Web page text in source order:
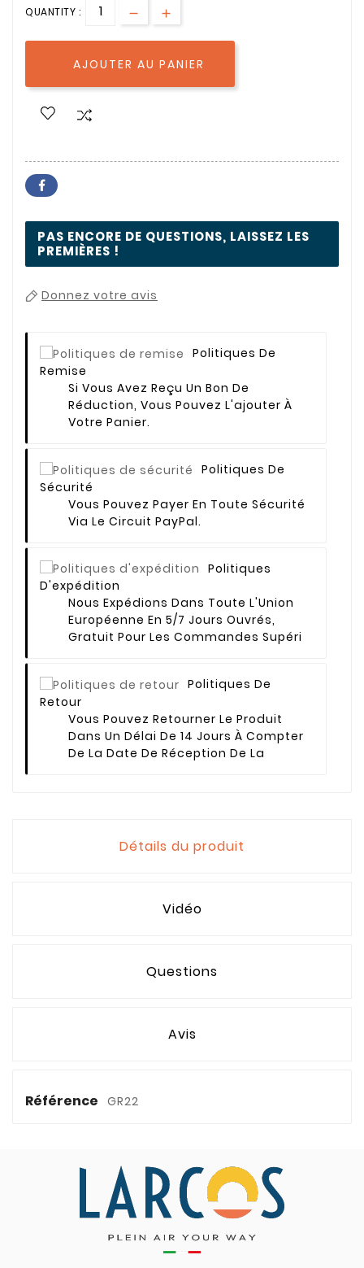
QUANTITY :
AJOUTER AU PANIER
PAS ENCORE DE QUESTIONS, LAISSEZ LES
PREMIÈRES !
Donnez votre avis
Politiques De
Remise
Si Vous Avez Reçu Un Bon De
Réduction, Vous Pouvez L'ajouter À
Votre Panier.
Politiques De
Sécurité
Vous Pouvez Payer En Toute Sécurité
Via Le Circuit PayPal.
Politiques
D'expédition
Nous Expédions Dans Toute L'Union
Européenne En 5/7 Jours Ouvrés,
Gratuit Pour Les Commandes Supéri
Politiques De
Retour
Vous Pouvez Retourner Le Produit
Dans Un Délai De 14 Jours À Compter
De La Date De Réception De La
Détails du produit
Vidéo
Questions
Avis
Référence GR22